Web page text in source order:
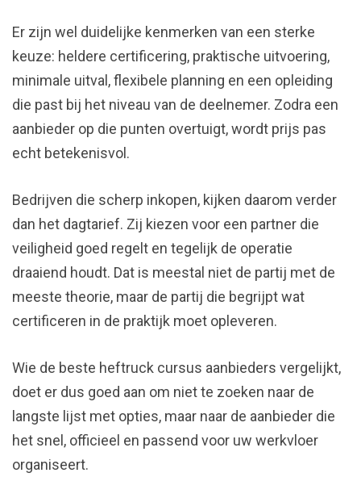
Er zijn wel duidelijke kenmerken van een sterke
keuze: heldere certificering, praktische uitvoering,
minimale uitval, flexibele planning en een opleiding
die past bij het niveau van de deelnemer. Zodra een
aanbieder op die punten overtuigt, wordt prijs pas
echt betekenisvol.
Bedrijven die scherp inkopen, kijken daarom verder
dan het dagtarief. Zij kiezen voor een partner die
veiligheid goed regelt en tegelijk de operatie
draaiend houdt. Dat is meestal niet de partij met de
meeste theorie, maar de partij die begrijpt wat
certificeren in de praktijk moet opleveren.
Wie de beste heftruck cursus aanbieders vergelijkt,
doet er dus goed aan om niet te zoeken naar de
langste lijst met opties, maar naar de aanbieder die
het snel, officieel en passend voor uw werkvloer
organiseert.